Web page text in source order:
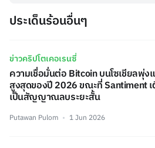
ประเด็นร้อนอื่นๆ
ข่าวคริปโตเคอเรนซี่
ความเชื่อมั่นต่อ Bitcoin บนโซเชียลพุ่ง
สูงสุดของปี 2026 ขณะที่ Santiment
เป็นสัญญาณลบระยะสั้น
Putawan Pulom 1 Jun 2026